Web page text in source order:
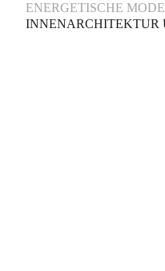
ENERGETISCHE
INNENARCHITEKTUR